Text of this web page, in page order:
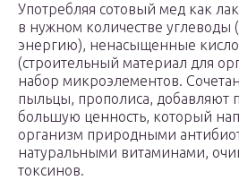
Употребляя сотовый мед как
в нужном количестве
энергию), ненасыщенные
(строительный материал для
набор микроэлементов.
пыльцы, прополиса, добавляют
большую ценность, который
организм природными
натуральными витаминами,
токсинов.